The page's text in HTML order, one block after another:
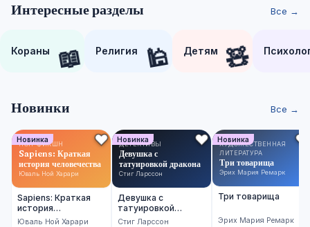
Интересные разделы Все →
Кораны 📖 Религия 🕌 Детям 🧸
Новинки Все →
Новинка
НОН-ФИКШН
Sapiens: Краткая
история человечества
Юваль Ной Харари
Sapiens: Краткая
история
человечества
Юваль Ной Харари
Новинка
ДЕТЕКТИВЫ
Девушка с
татуировкой дракона
Стиг Ларссон
Девушка с
татуировкой
дракона
Стиг Ларссон
Новинка
ХУДОЖЕСТВЕННАЯ
ЛИТЕРАТУРА
Три товарища
Эрих Мария Ремарк
Три товарища
Эрих Мария Ремарк